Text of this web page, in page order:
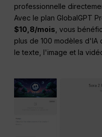
professionnelle
Avec le plan GlobalGPT
$10,8/mois, vous
plus de 100 modèles
le texte, l'image et la